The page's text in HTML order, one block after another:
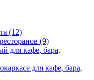
(12)
(9)
для кафе, бара,
для кафе, бара,